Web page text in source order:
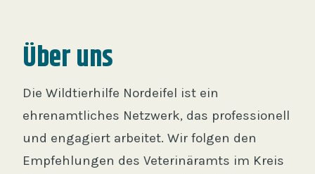
Über uns
Die Wildtierhilfe Nordeifel ist ein
ehrenamtliches Netzwerk, das professionell
und engagiert arbeitet. Wir folgen den
Empfehlungen des Veterinäramts im Kreis